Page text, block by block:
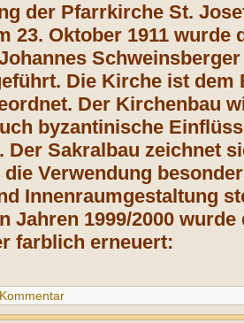
der Pfarrkirche St.
23. Oktober 1911
Schweinsberger
Die Kirche ist
Der Kirchenbau
byzantinische
Der Sakralbau zeichnet
Verwendung
Innenraumgestaltung
1999/2000
farblich erneuert: